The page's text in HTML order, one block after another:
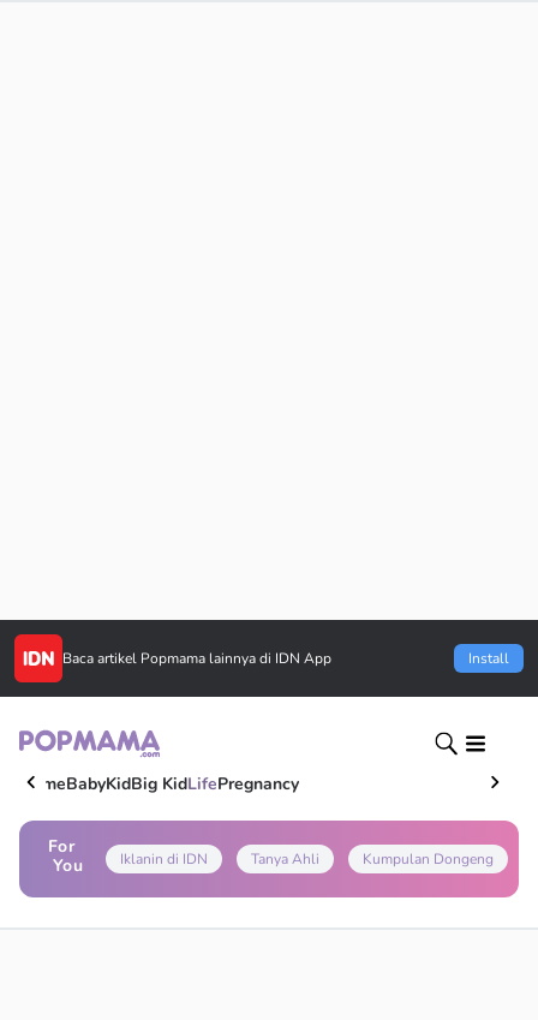
Baca artikel Popmama lainnya di IDN App Install
HomeBabyKidBig KidLifePregnancy
For
You
Iklanin di IDN Tanya Ahli Kumpulan Dongeng